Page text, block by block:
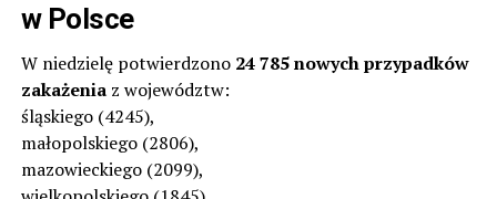
w Polsce
W niedzielę potwierdzono24 785 nowych przypadków
zakażeniaz województw:
śląskiego (4245),
małopolskiego (2806),
mazowieckiego (2099),